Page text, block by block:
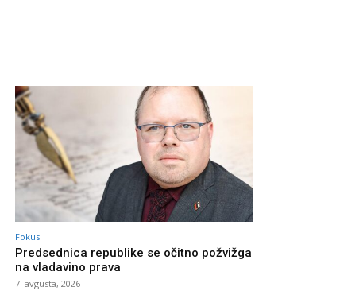
Fokus
Predsednica republike se očitno požvižga
na vladavino prava
7. avgusta, 2026